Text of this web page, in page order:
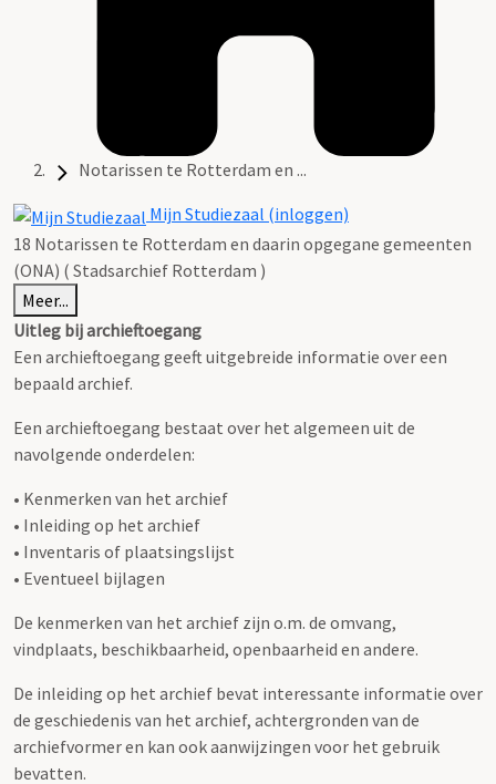
Notarissen te Rotterdam en ...
Mijn Studiezaal (inloggen)
18 Notarissen te Rotterdam en daarin opgegane gemeenten
(ONA) ( Stadsarchief Rotterdam )
Meer...
Uitleg bij archieftoegang
Een archieftoegang geeft uitgebreide informatie over een
bepaald archief.
Een archieftoegang bestaat over het algemeen uit de
navolgende onderdelen:
• Kenmerken van het archief
• Inleiding op het archief
• Inventaris of plaatsingslijst
• Eventueel bijlagen
De kenmerken van het archief zijn o.m. de omvang,
vindplaats, beschikbaarheid, openbaarheid en andere.
De inleiding op het archief bevat interessante informatie over
de geschiedenis van het archief, achtergronden van de
archiefvormer en kan ook aanwijzingen voor het gebruik
bevatten.